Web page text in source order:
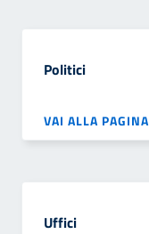
Politici
VAI ALLA PAGINA
Uffici